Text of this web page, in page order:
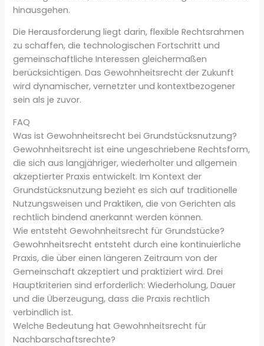
hinausgehen.
Die Herausforderung liegt darin, flexible Rechtsrahmen
zu schaffen, die technologischen Fortschritt und
gemeinschaftliche Interessen gleichermaßen
berücksichtigen. Das Gewohnheitsrecht der Zukunft
wird dynamischer, vernetzter und kontextbezogener
sein als je zuvor.
FAQ
Was ist Gewohnheitsrecht bei Grundstücksnutzung?
Gewohnheitsrecht ist eine ungeschriebene Rechtsform,
die sich aus langjähriger, wiederholter und allgemein
akzeptierter Praxis entwickelt. Im Kontext der
Grundstücksnutzung bezieht es sich auf traditionelle
Nutzungsweisen und Praktiken, die von Gerichten als
rechtlich bindend anerkannt werden können.
Wie entsteht Gewohnheitsrecht für Grundstücke?
Gewohnheitsrecht entsteht durch eine kontinuierliche
Praxis, die über einen längeren Zeitraum von der
Gemeinschaft akzeptiert und praktiziert wird. Drei
Hauptkriterien sind erforderlich: Wiederholung, Dauer
und die Überzeugung, dass die Praxis rechtlich
verbindlich ist.
Welche Bedeutung hat Gewohnheitsrecht für
Nachbarschaftsrechte?